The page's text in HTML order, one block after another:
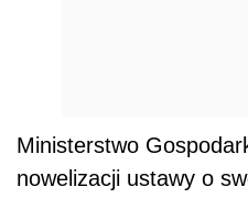
Ministerstwo
nowelizacji ustawy o